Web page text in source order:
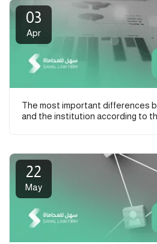
03
Apr
The most important differences
and the institution according to
22
May